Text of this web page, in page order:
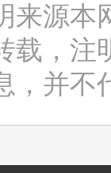
来源本
载，
，并不